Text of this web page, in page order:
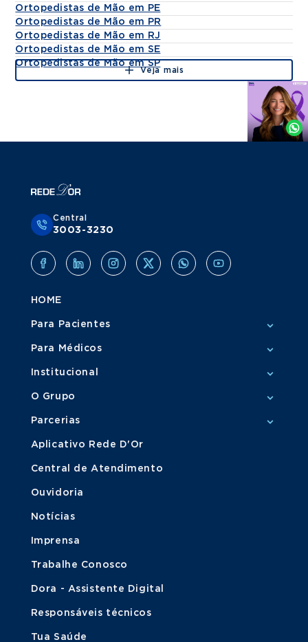
Ortopedistas de Mão em PE
Ortopedistas de Mão em PR
Ortopedistas de Mão em RJ
Ortopedistas de Mão em SE
Ortopedistas de Mão em SP
Veja mais
Agende
Whatsapp
Central
3003-3230
HOME
Para Pacientes
Para Médicos
Institucional
O Grupo
Parcerias
Aplicativo Rede D'Or
Central de Atendimento
Ouvidoria
Notícias
Imprensa
Trabalhe Conosco
Dora - Assistente Digital
Responsáveis técnicos
Tua Saúde